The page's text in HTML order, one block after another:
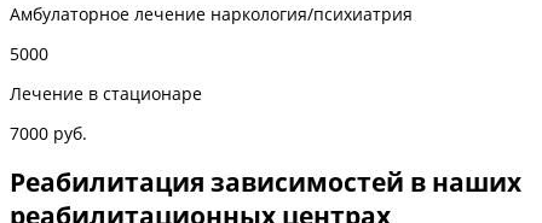
Амбулаторное лечение наркология/психиатрия
5000
Лечение в стационаре
7000 руб.
Реабилитация зависимостей в наших
реабилитационных центрах